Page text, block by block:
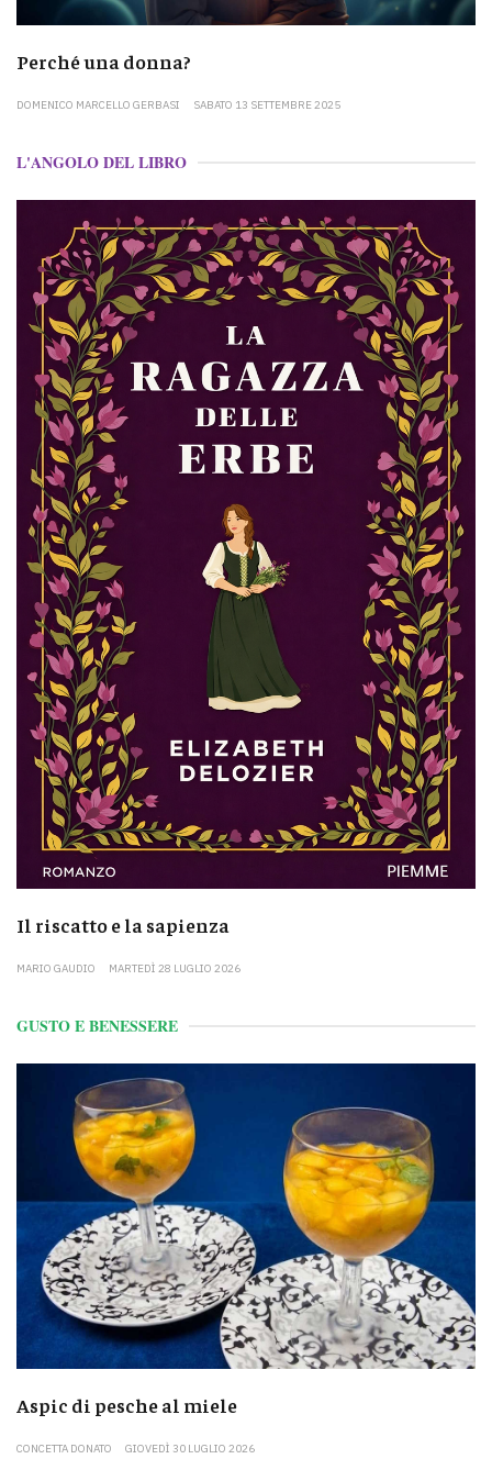
Perché una donna?
DOMENICO MARCELLO GERBASI SABATO 13 SETTEMBRE 2025
L'ANGOLO DEL LIBRO
Il riscatto e la sapienza
MARIO GAUDIO MARTEDÌ 28 LUGLIO 2026
GUSTO E BENESSERE
Aspic di pesche al miele
CONCETTA DONATO GIOVEDÌ 30 LUGLIO 2026